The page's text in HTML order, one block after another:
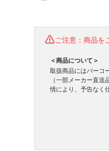
ご注意：商品を
＜商品について＞
取扱商品にはバーコ
（一部メーカー直
情により、予告なく